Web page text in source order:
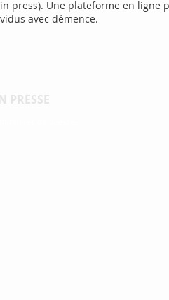
press). Une plateforme en
avec démence.
PRESSE